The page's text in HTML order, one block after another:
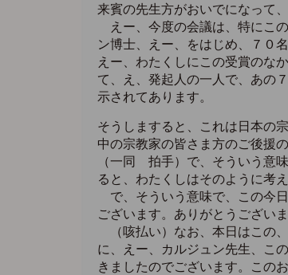
来賓の先生方がおいでになって
えー、今度の会議は、特にこ
ン博士、えー、をはじめ、７０
えー、わたくしにこの受賞のな
て、え、発起人の一人で、あの
示されてあります。
そうしますると、これは日本の
中の宗教家の皆さま方のご後援
（一同 拍手）で、そういう意
ると、わたくしはそのように考
で、そういう意味で、この今
ございます。ありがとうござい
（咳払い）なお、本日はこの
に、えー、カルジュン先生、こ
きましたのでございます。この